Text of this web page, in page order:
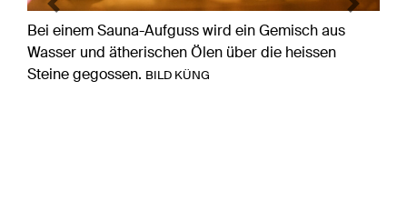
Bei einem Sauna-Aufguss wird ein Gemisch aus
Wasser und ätherischen Ölen über die heissen
Steine gegossen. BILD KÜNG
Previous Next